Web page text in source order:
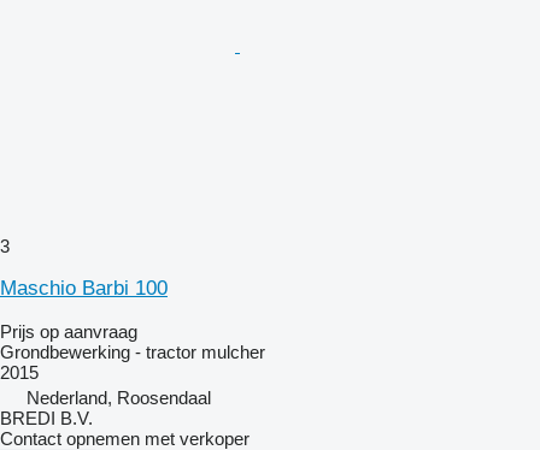
3
Maschio Barbi 100
Prijs op aanvraag
Grondbewerking - tractor mulcher
2015
Nederland, Roosendaal
BREDI B.V.
Contact opnemen met verkoper